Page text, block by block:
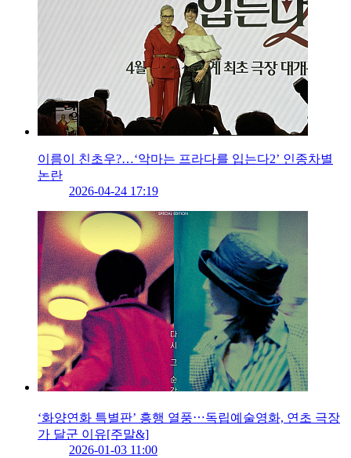
이름이 친초우?…‘악마는 프라다를 입는다2’ 인종차별
논란
2026-04-24 17:19
‘화양연화 특별판’ 흥행 열풍⋯독립예술영화, 연초 극장
가 달군 이유[주말&]
2026-01-03 11:00